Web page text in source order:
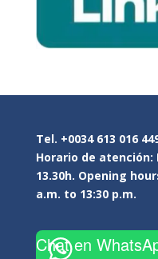
Tel. +0034 613 016
Horario de atención:
13.30h. Opening
a.m. to 13:30 p.m.
Chat en